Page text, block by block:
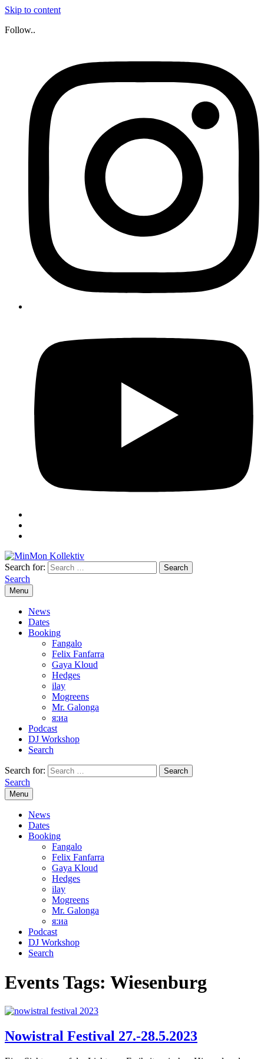
Skip to content
Follow..
Search for:
Search
Menu
News
Dates
Booking
Fangalo
Felix Fanfarra
Gaya Kloud
Hedges
ilay
Mogreens
Mr. Galonga
я:иа
Podcast
DJ Workshop
Search
Search for:
Search
Menu
News
Dates
Booking
Fangalo
Felix Fanfarra
Gaya Kloud
Hedges
ilay
Mogreens
Mr. Galonga
я:иа
Podcast
DJ Workshop
Search
Events Tags: Wiesenburg
Nowistral Festival 27.-28.5.2023